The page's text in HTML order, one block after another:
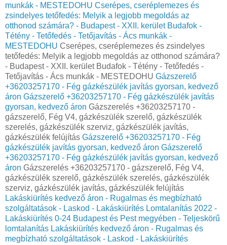
munkák - MESTEDOHU Cserépes, cseréplemezes és
zsindelyes tetőfedés: Melyik a legjobb megoldás az
otthonod számára? - Budapest - XXII. kerület Budafok -
Tétény - Tetőfedés - Tetőjavítás - Ács munkák -
MESTEDOHU Cserépes, cseréplemezes és zsindelyes
tetőfedés: Melyik a legjobb megoldás az otthonod számára?
- Budapest - XXII. kerület Budafok - Tétény - Tetőfedés -
Tetőjavítás - Ács munkák - MESTEDOHU Gázszerelő
+36203257170 - Fég gázkészülék javítás gyorsan, kedvező
áron Gázszerelő +36203257170 - Fég gázkészülék javítás
gyorsan, kedvező áron Gázszerelés +36203257170 -
gázszerelő, Fég V4, gázkészülék szerelő, gázkészülék
szerelés, gázkészülék szerviz, gázkészülék javítás,
gázkészülék felújítás Gázszerelő +36203257170 - Fég
gázkészülék javítás gyorsan, kedvező áron Gázszerelő
+36203257170 - Fég gázkészülék javítás gyorsan, kedvező
áron Gázszerelés +36203257170 - gázszerelő, Fég V4,
gázkészülék szerelő, gázkészülék szerelés, gázkészülék
szerviz, gázkészülék javítás, gázkészülék felújítás
Lakáskiürítés kedvező áron - Rugalmas és megbízható
szolgáltatások - Laskod - Lakáskiürítés Lomtalanítás‎ 2022 -
Lakáskiürítés 0-24 Budapest és Pest megyében‎ - Teljeskörű
lomtalanítás Lakáskiürítés kedvező áron - Rugalmas és
megbízható szolgáltatások - Laskod - Lakáskiürítés